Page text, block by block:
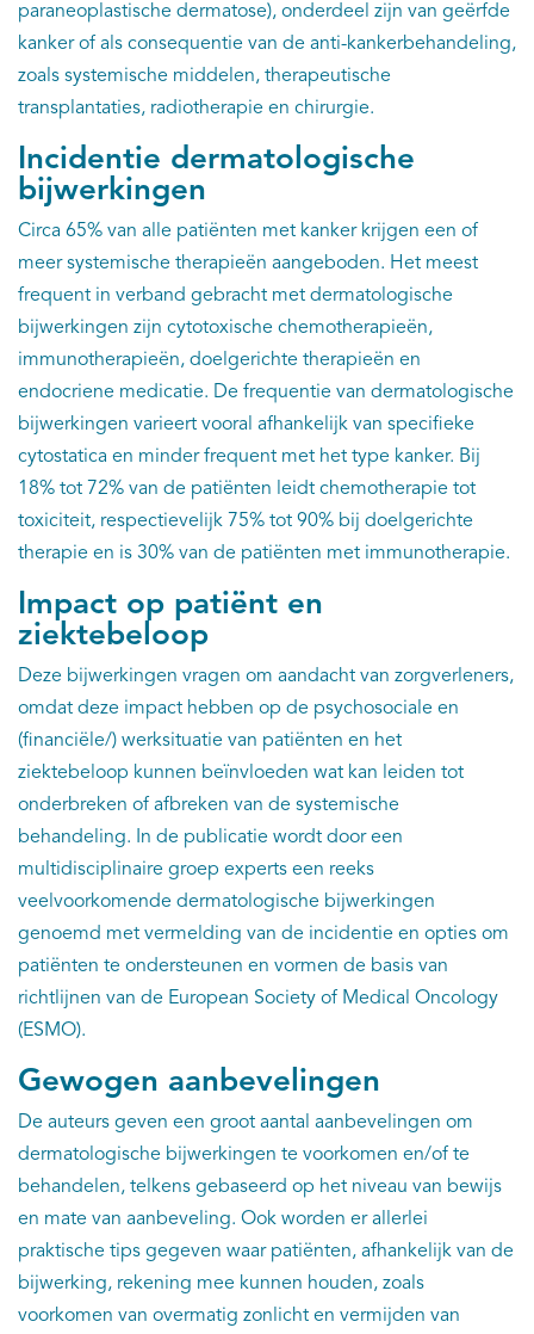
paraneoplastische dermatose), onderdeel zijn van geërfde
kanker of als consequentie van de anti-kankerbehandeling,
zoals systemische middelen, therapeutische
transplantaties, radiotherapie en chirurgie.
Incidentie dermatologische
bijwerkingen
Circa 65% van alle patiënten met kanker krijgen een of
meer systemische therapieën aangeboden. Het meest
frequent in verband gebracht met dermatologische
bijwerkingen zijn cytotoxische chemotherapieën,
immunotherapieën, doelgerichte therapieën en
endocriene medicatie. De frequentie van dermatologische
bijwerkingen varieert vooral afhankelijk van specifieke
cytostatica en minder frequent met het type kanker. Bij
18% tot 72% van de patiënten leidt chemotherapie tot
toxiciteit, respectievelijk 75% tot 90% bij doelgerichte
therapie en is 30% van de patiënten met immunotherapie.
Impact op patiënt en
ziektebeloop
Deze bijwerkingen vragen om aandacht van zorgverleners,
omdat deze impact hebben op de psychosociale en
(financiële/) werksituatie van patiënten en het
ziektebeloop kunnen beïnvloeden wat kan leiden tot
onderbreken of afbreken van de systemische
behandeling. In de publicatie wordt door een
multidisciplinaire groep experts een reeks
veelvoorkomende dermatologische bijwerkingen
genoemd met vermelding van de incidentie en opties om
patiënten te ondersteunen en vormen de basis van
richtlijnen van de European Society of Medical Oncology
(ESMO).
Gewogen aanbevelingen
De auteurs geven een groot aantal aanbevelingen om
dermatologische bijwerkingen te voorkomen en/of te
behandelen, telkens gebaseerd op het niveau van bewijs
en mate van aanbeveling. Ook worden er allerlei
praktische tips gegeven waar patiënten, afhankelijk van de
bijwerking, rekening mee kunnen houden, zoals
voorkomen van overmatig zonlicht en vermijden van